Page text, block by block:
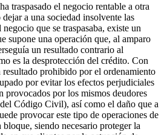
traspasado el negocio rentable a otra
a una sociedad insolvente las
que se traspasaba, existe un
supone una operación que, al amparo
un resultado contrario al
es la desprotección del crédito. Con
resultado prohibido por el ordenamiento
por evitar los efectos perjudiciales
provocados por los mismos deudores
Código Civil), así como el daño que a
provocar este tipo de operaciones de
siendo necesario proteger la